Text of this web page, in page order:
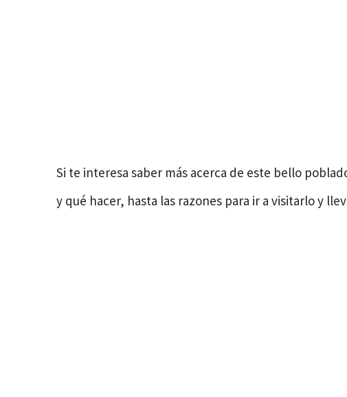
Si te interesa saber más acerca de este bello
y qué hacer, hasta las razones para ir a visitarlo y